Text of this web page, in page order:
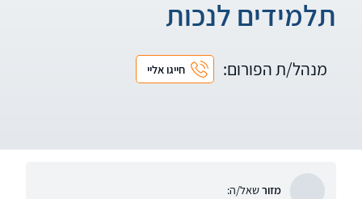
תלמידים לנכות
מנהל/ת הפורום: חייגו אליי
מזורשאל/ה: